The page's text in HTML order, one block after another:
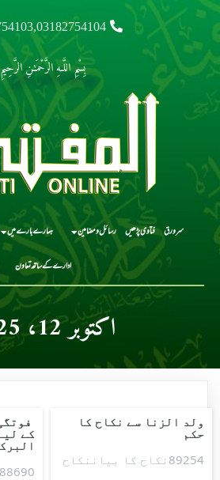
بِسْمِ اللَّـهِ الرَّحْمَـٰنِ الرَّحِيمِ
سرورق فتاوی پڑھیں رسائل و مضامین ہمارے بارے میں
ادارے کے ساتھ تعاون
اکتوبر 12، 2025
ولد الزنا سے نکاح کا
حکم
89254نکاح کا بیاننکاح
کے